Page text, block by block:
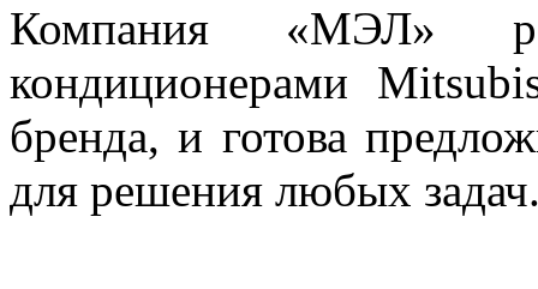
Компания «МЭЛ»
кондиционерами
бренда, и готова
для решения любых